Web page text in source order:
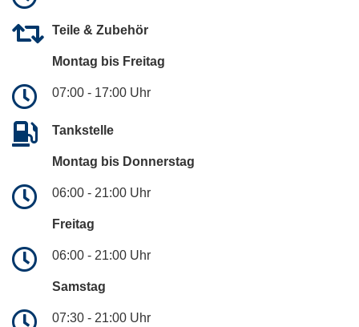
Teile & Zubehör
Montag bis Freitag
07:00 - 17:00 Uhr
Tankstelle
Montag bis Donnerstag
06:00 - 21:00 Uhr
Freitag
06:00 - 21:00 Uhr
Samstag
07:30 - 21:00 Uhr